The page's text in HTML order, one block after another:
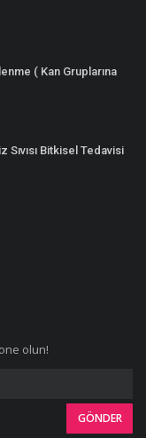
( Kan Gruplarına
Sıvısı Bitkisel Tedavisi
olun!